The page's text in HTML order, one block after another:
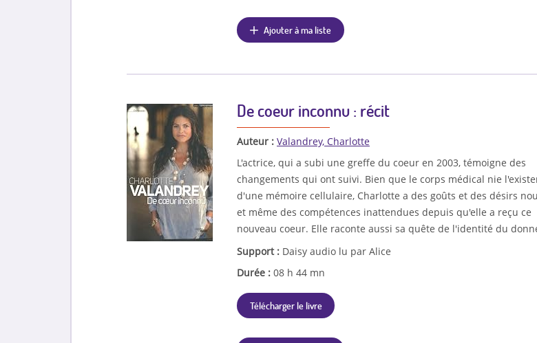
Ajouter à ma liste
De coeur inconnu : récit
Auteur : Valandrey, Charlotte
L'actrice, qui a subi une greffe du coeur en 2003, témoigne des
changements qui ont suivi. Bien que le corps médical nie
d'une mémoire cellulaire, Charlotte a des goûts et des désirs
et même des compétences inattendues depuis qu'elle a reçu ce
nouveau coeur. Elle raconte aussi sa quête de l'identité du
Support : Daisy audio lu par Alice
Durée : 08 h 44 mn
Télécharger le livre